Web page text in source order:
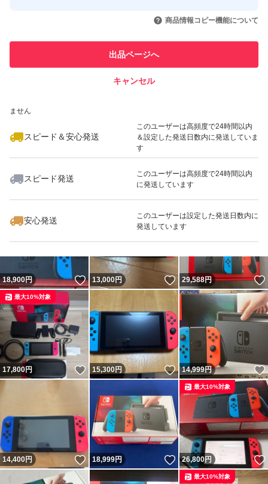
引を完了させた実績があります
での取引実績があります
ません
スピード＆安心発送
このユーザーは高頻度で24時間以内
＆設定した発送日数内に発送していま
す
スピード発送
このユーザーは高頻度で24時間以内
に発送しています
安心発送
このユーザーは設定した発送日数内に
発送しています
商品情報コピー機能について
出品ページへ
キャンセル
いいね！
18,500
18,900円 いいね！
13,000円 いいね！
29,588円
17,800円 いいね！
最大10%対象
15,300円 いいね！
14,999円
14,400円 いいね！
18,999円 いいね！
26,800円
最大10%対象
最大10%対象